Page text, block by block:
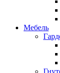
Мебель